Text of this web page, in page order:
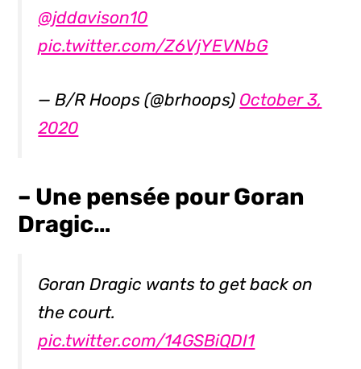
@jddavison10
pic.twitter.com/Z6VjYEVNbG
— B/R Hoops (@brhoops) October 3,
2020
– Une pensée pour Goran
Dragic…
Goran Dragic wants to get back on
the court.
pic.twitter.com/14GSBiQDI1